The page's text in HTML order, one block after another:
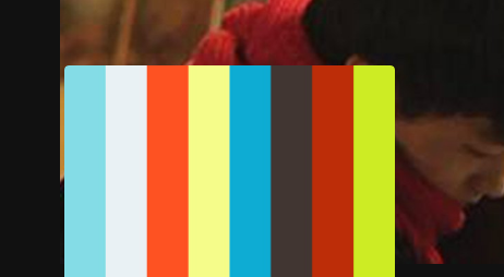
ตัวอย่าง เนื้อหาที่แนะนำ